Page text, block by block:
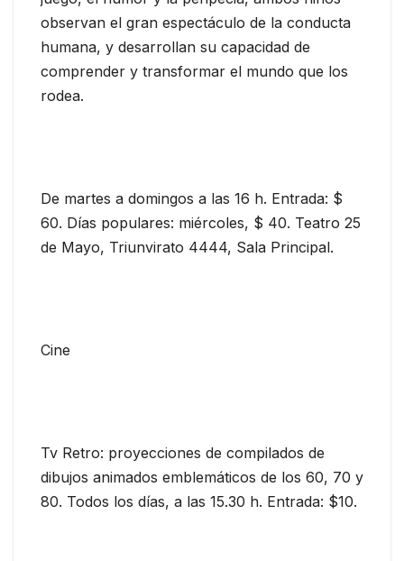
observan el gran espectáculo de la conducta
humana, y desarrollan su capacidad de
comprender y transformar el mundo que los
rodea.
De martes a domingos a las 16 h. Entrada: $
60. Días populares: miércoles, $ 40. Teatro 25
de Mayo, Triunvirato 4444, Sala Principal.
Cine
Tv Retro: proyecciones de compilados de
dibujos animados emblemáticos de los 60, 70 y
80. Todos los días, a las 15.30 h. Entrada: $10.